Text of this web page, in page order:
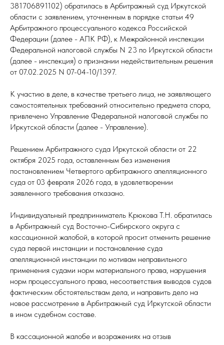
381706891102) обратилась в Арбитражный суд Иркутской
области с заявлением, уточненным в порядке статьи 49
Арбитражного процессуального кодекса Российской
Федерации (далее - АПК РФ), к Межрайонной инспекции
Федеральной налоговой службы N 23 по Иркутской области
(далее - инспекция) о признании недействительным решения
от 07.02.2025 N 07-04-10/1397.
К участию в деле, в качестве третьего лица, не заявляющего
самостоятельных требований относительно предмета спора,
привлечено Управление Федеральной налоговой службы по
Иркутской области (далее - Управление).
Решением Арбитражного суда Иркутской области от 22
октября 2025 года, оставленным без изменения
постановлением Четвертого арбитражного апелляционного
суда от 03 февраля 2026 года, в удовлетворении
заявленного требования отказано.
Индивидуальный предприниматель Крюкова Т.Н. обратилась
в Арбитражный суд Восточно-Сибирского округа с
кассационной жалобой, в которой просит отменить решение
суда первой инстанции и постановление суда
апелляционной инстанции по мотивам неправильного
применения судами норм материального права, нарушения
норм процессуального права, несоответствия выводов судов
фактическим обстоятельствам дела, и направить дело на
новое рассмотрение в Арбитражный суд Иркутской области
в ином судебном составе.
В кассационной жалобе и возражениях на отзыв